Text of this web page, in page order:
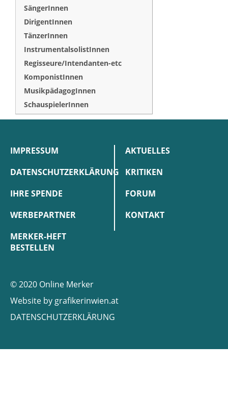
SängerInnen
DirigentInnen
TänzerInnen
InstrumentalsolistInnen
Regisseure/Intendanten-etc
KomponistInnen
MusikpädagogInnen
SchauspielerInnen
IMPRESSUM
DATENSCHUTZERKLÄRUNG
IHRE SPENDE
WERBEPARTNER
MERKER-HEFT
BESTELLEN
AKTUELLES
KRITIKEN
FORUM
KONTAKT
© 2020 Online Merker
Website by grafikerinwien.at
DATENSCHUTZERKLÄRUNG